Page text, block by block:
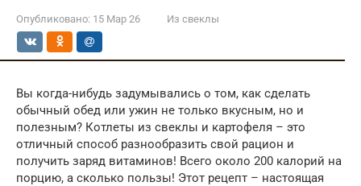
Опубликовано: 15 Мар 26 Из свеклы
Вы когда-нибудь задумывались о том, как сделать
обычный обед или ужин не только вкусным, но и
полезным? Котлеты из свеклы и картофеля – это
отличный способ разнообразить свой рацион и
получить заряд витаминов! Всего около 200 калорий на
порцию, а сколько пользы! Этот рецепт – настоящая